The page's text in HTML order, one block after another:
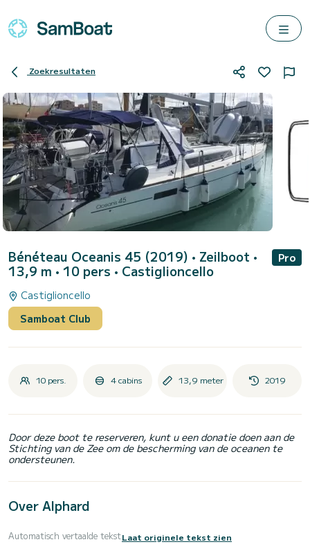
Zoekresultaten
Bénéteau Oceanis 45 (2019) • Zeilboot •
13,9 m • 10 pers • Castiglioncello
Pro
Castiglioncello
Samboat Club
10 pers. 4 cabins 13,9 meter 2019
Door deze boot te reserveren, kunt u een donatie doen aan de
Stichting van de Zee om de bescherming van de oceanen te
ondersteunen.
Over Alphard
Automatisch vertaalde tekstLaat originele tekst zien